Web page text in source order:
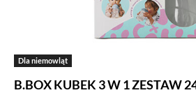
Dla niemowląt
B.BOX KUBEK 3 W 1 ZESTAW